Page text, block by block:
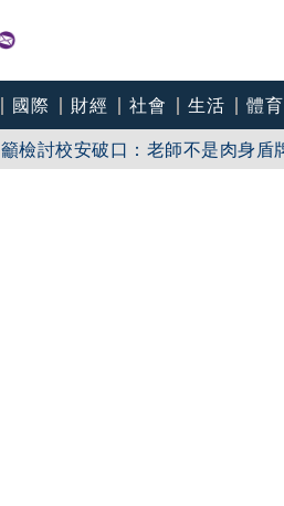
國際 財經 社會 生活 體育
討校安破口：老師不是肉身盾牌
夫」3個月就閃婚